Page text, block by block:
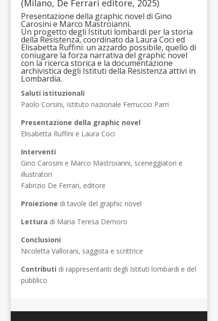
(Milano, De Ferrari editore, 2025)
Presentazione della graphic novel di Gino
Carosini e Marco Mastroianni.
Un progetto degli Istituti lombardi per la storia
della Resistenza, coordinato da Laura Coci ed
Elisabetta Ruffini: un azzardo possibile, quello di
coniugare la forza narrativa del graphic novel
con la ricerca storica e la documentazione
archivistica degli Istituti della Resistenza attivi in
Lombardia.
Saluti istituzionali
Paolo Corsini, Istituto nazionale Ferruccio Parri
Presentazione della graphic novel
Elisabetta Ruffini e Laura Coci
Interventi
Gino Carosini e Marco Mastroianni, sceneggiatori e
illustratori
Fabrizio De Ferrari, editore
Proiezione di tavole del graphic novel
Lettura di Maria Teresa Demoro
Conclusioni
Nicoletta Vallorani, saggista e scrittrice
Contributi di rappresentanti degli Istituti lombardi e del
pubblico